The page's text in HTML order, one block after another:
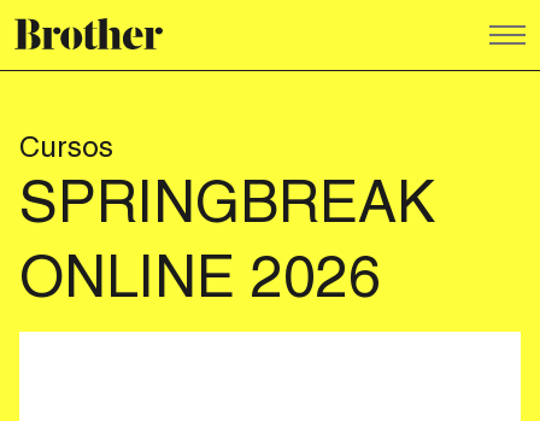
Cursos
SPRINGBREAK
ONLINE 2026